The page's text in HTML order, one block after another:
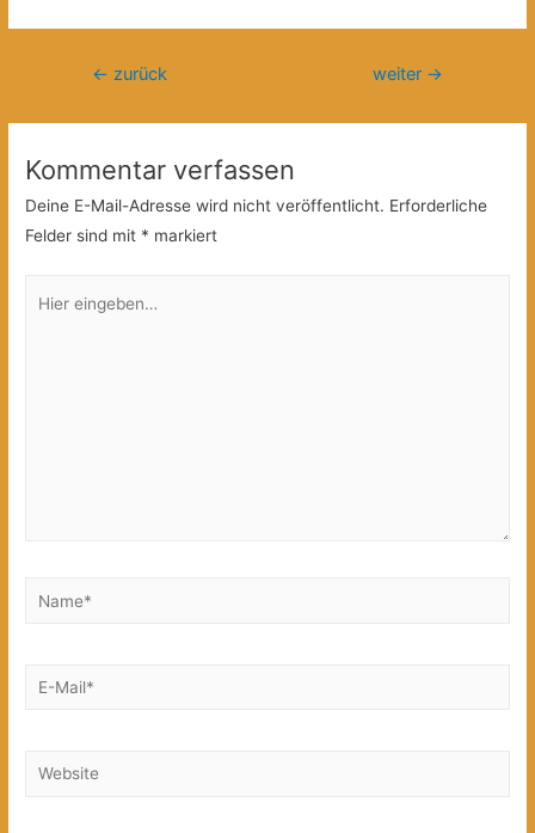
Beitragsnavigation
← zurück weiter →
Kommentar verfassen
Deine E-Mail-Adresse wird nicht veröffentlicht. Erforderliche
Felder sind mit * markiert
eingeben…
Name*
E-
Website